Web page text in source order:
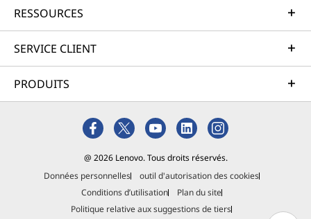
RESSOURCES
SERVICE CLIENT
PRODUITS
@ 2026 Lenovo. Tous droits réservés.
Données personnelles
outil d'autorisation des cookies
Conditions d’utilisation
Plan du site
Politique relative aux suggestions de tiers